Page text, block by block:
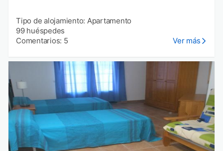
Tipo de alojamiento: Apartamento
99 huéspedes
Comentarios: 5
Ver más